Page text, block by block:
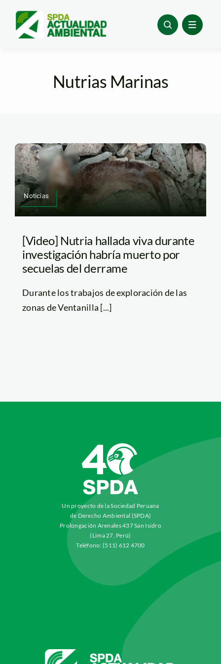
content
Nutrias Marinas
Noticias
[Video] Nutria hallada viva durante
investigación habría muerto por
secuelas del derrame
Durante los trabajos de exploración de las
zonas de Ventanilla [...]
Un proyecto de la Sociedad Peruana
de Derecho Ambiental (SPDA)
Prolongación Arenales 437 San Isidro
(Lima 27, Perú)
Teléfono: (511) 612 4700